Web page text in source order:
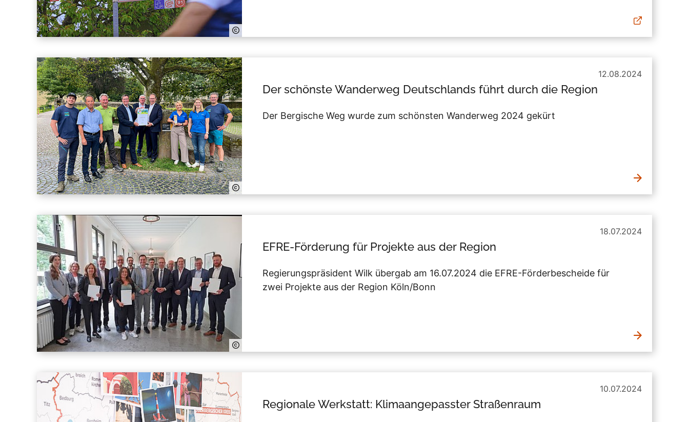
12.08.2024
Der schönste Wanderweg Deutschlands führt durch die Region
Der Bergische Weg wurde zum schönsten Wanderweg 2024 gekürt
18.07.2024
EFRE-Förderung für Projekte aus der Region
Regierungspräsident Wilk übergab am 16.07.2024 die EFRE-Förderbescheide für
zwei Projekte aus der Region Köln/Bonn
10.07.2024
Regionale Werkstatt: Klimaangepasster Straßenraum